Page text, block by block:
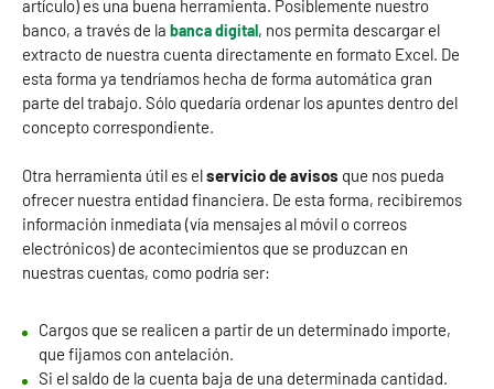
artículo) es una buena herramienta. Posiblemente nuestro
banco, a través de la banca digital, nos permita descargar el
extracto de nuestra cuenta directamente en formato Excel. De
esta forma ya tendríamos hecha de forma automática gran
parte del trabajo. Sólo quedaría ordenar los apuntes dentro del
concepto correspondiente.
Otra herramienta útil es elservicio de avisos que nos pueda
ofrecer nuestra entidad financiera. De esta forma, recibiremos
información inmediata (vía mensajes al móvil o correos
electrónicos) de acontecimientos que se produzcan en
nuestras cuentas, como podría ser:
Cargos que se realicen a partir de un determinado importe,
que fijamos con antelación.
Si el saldo de la cuenta baja de una determinada cantidad.